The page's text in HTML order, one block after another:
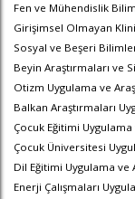
Fen ve Mühendislik
Girişimsel Olmayan
Sosyal ve Beşeri
Beyin Araştırmaları ve
Otizm Uygulama ve
Balkan Araştırmaları
Çocuk Eğitimi
Çocuk Üniversitesi
Dil Eğitimi Uygulama ve
Enerji Çalışmaları